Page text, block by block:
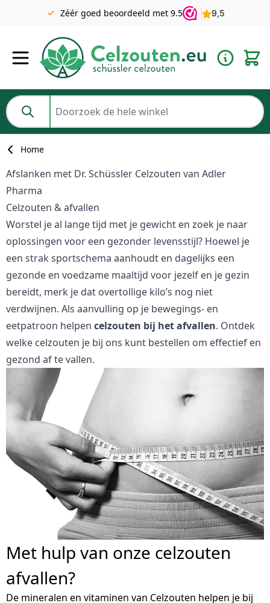
Gratis verzending v.a. €49 NL | BE pakket tot 2KG gratis v.a.
€69
Zéér goed beoordeeld met 9.5
Doorzoek de hele winkel
Home
Afslanken met Dr. Schüssler Celzouten van Adler
Pharma
Celzouten & afvallen
Worstel je al lange tijd met je gewicht en zoek je naar
oplossingen voor een gezonder levensstijl? Hoewel je
een strak sportschema aanhoudt en dagelijks een
gezonde en voedzame maaltijd voor jezelf en je gezin
bereidt, merk je dat overtollige kilo’s nog niet
verdwijnen. Als aanvulling op je bewegings- en
eetpatroon helpen celzouten bij het afvallen. Ontdek
welke celzouten je bij ons kunt bestellen om effectief en
gezond af te vallen.
Met hulp van onze celzouten
afvallen?
De mineralen en vitaminen van Celzouten helpen je bij